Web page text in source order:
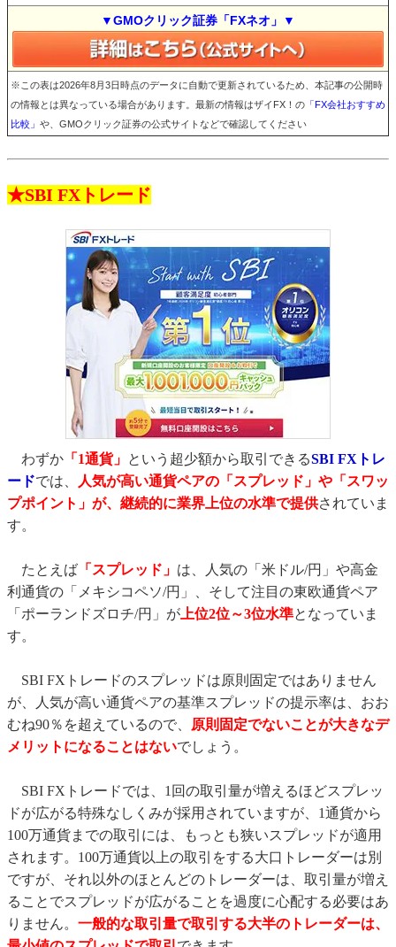
▼GMOクリック証券「FXネオ」▼
※この表は2026年8月3日時点のデータに自動で更新されているため、本記事の公開時
の情報とは異なっている場合があります。最新の情報はザイFX！の 「FX会社おすすめ
比較」 や、GMOクリック証券の公式サイトなどで確認してください
★SBI FXトレード
わずか 「1通貨」 という超少額から取引できるSBI FXトレ
ードでは、
人気が高い通貨ペアの「スプレッド」や「スワッ
プポイント」が、継続的に業界上位の水準で提供されていま
す。
たとえば 「スプレッド」 は、人気の「米ドル/円」や高金
利通貨の「メキシコペソ/円」、そして注目の東欧通貨ペア
「ポーランドズロチ/円」が 上位2位～3位水準となっていま
す。
SBI FXトレードのスプレッドは原則固定ではありません
が、人気が高い通貨ペアの基準スプレッドの提示率は、おお
むね90％を超えているので、
原則固定でないことが大きなデ
メリットになることはないでしょう。
SBI FXトレードでは、1回の取引量が増えるほどスプレッ
ドが広がる特殊なしくみが採用されていますが、1通貨から
100万通貨までの取引には、もっとも狭いスプレッドが適用
されます。100万通貨以上の取引をする大口トレーダーは別
ですが、それ以外のほとんどのトレーダーは、取引量が増え
ることでスプレッドが広がることを過度に心配する必要はあ
りません。 一般的な取引量で取引する大半のトレーダーは、